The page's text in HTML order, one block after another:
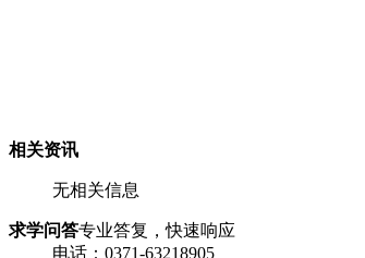
相关资讯
无相关信息
求学问答专业答复，快速响应
电话：0371-63218905